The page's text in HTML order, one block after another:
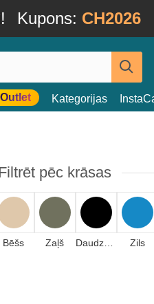
Kupons: CH2026
Outlet Kategorijas
pēc krāsas
Bēšs Zaļš Daudzkrāsains Zils